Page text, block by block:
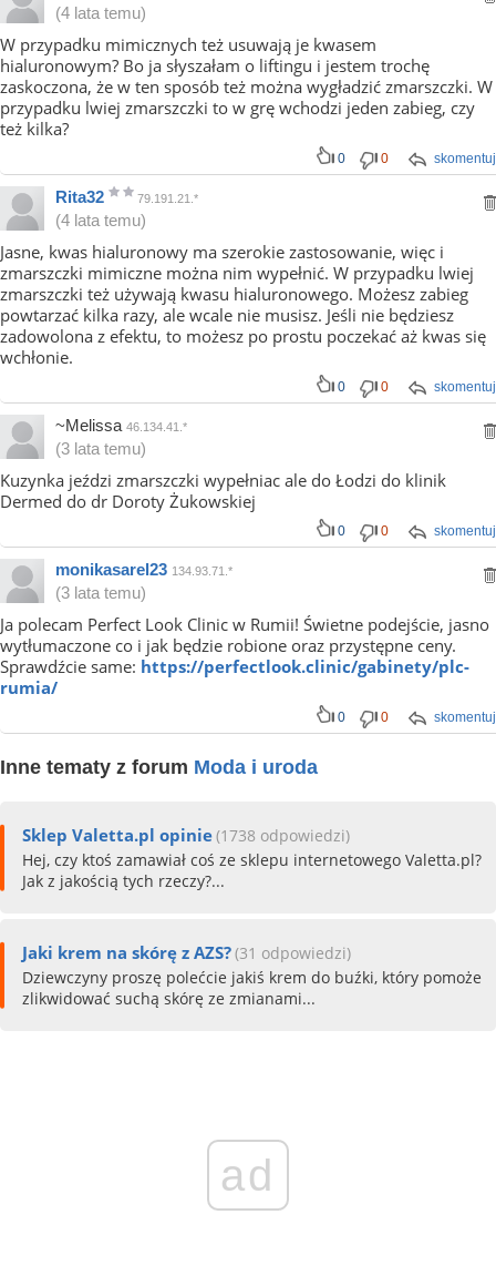
(4 lata temu)
W przypadku mimicznych też usuwają je kwasem
hialuronowym? Bo ja słyszałam o liftingu i jestem trochę
zaskoczona, że w ten sposób też można wygładzić zmarszczki. W
przypadku lwiej zmarszczki to w grę wchodzi jeden zabieg, czy
też kilka?
skomentuj
0 0
Rita32 79.191.21.*
(4 lata temu)
Jasne, kwas hialuronowy ma szerokie zastosowanie, więc i
zmarszczki mimiczne można nim wypełnić. W przypadku lwiej
zmarszczki też używają kwasu hialuronowego. Możesz zabieg
powtarzać kilka razy, ale wcale nie musisz. Jeśli nie będziesz
zadowolona z efektu, to możesz po prostu poczekać aż kwas się
wchłonie.
skomentuj
0 0
~Melissa 46.134.41.*
(3 lata temu)
Kuzynka jeździ zmarszczki wypełniac ale do Łodzi do klinik
Dermed do dr Doroty Żukowskiej
skomentuj
0 0
monikasarel23 134.93.71.*
(3 lata temu)
Ja polecam Perfect Look Clinic w Rumii! Świetne podejście, jasno
wytłumaczone co i jak będzie robione oraz przystępne ceny.
Sprawdźcie same: https://perfectlook.clinic/gabinety/plc-
rumia/
skomentuj
0 0
Inne tematy z forum Moda i uroda
Sklep Valetta.pl opinie(1738 odpowiedzi)
Hej, czy ktoś zamawiał coś ze sklepu internetowego Valetta.pl?
Jak z jakością tych rzeczy?...
Jaki krem na skórę z AZS?(31 odpowiedzi)
Dziewczyny proszę polećcie jakiś krem do buźki, który pomoże
zlikwidować suchą skórę ze zmianami...
ad